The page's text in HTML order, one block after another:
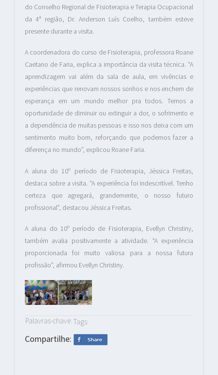
do Conselho Regional de Fisioterapia e Terapia Ocupacional
da 4ª região, Dr. Anderson Luís Coelho, também esteve
presente durante a visita.
A coordenadora do curso de Fisioterapia, professora Roane
Caetano de Faria, explica a importância da visita técnica. “A
aprendizagem vai além da sala de aula, em vivências e
experiências que renovam nossos sonhos e nos enchem de
esperança em um mundo melhor pra todos. Temos a
oportunidade de diminuir ou extinguir a dor, o sofrimento e
a dependência de muitas pessoas e isso nos deixa com um
sentimento muito bom, reforçando que podemos fazer a
diferença no mundo”, explicou Roane Faria.
A aluna do 10º período de Fisioterapia, Jéssica Freitas,
destaca sobre a visita. “A experiência foi indescritível. Tenho
certeza que agregará, grandemente, o nosso futuro
profissional”, destacou Jéssica Freitas.
A aluna do 10º período de Fisioterapia, Evellyn Christiny,
também avalia positivamente a atividade. “A experiência
proporcionada foi muito valiosa para a nossa futura
profissão”, afirmou Evellyn Christiny.
Palavras-chave: Tags:
Compartilhe: